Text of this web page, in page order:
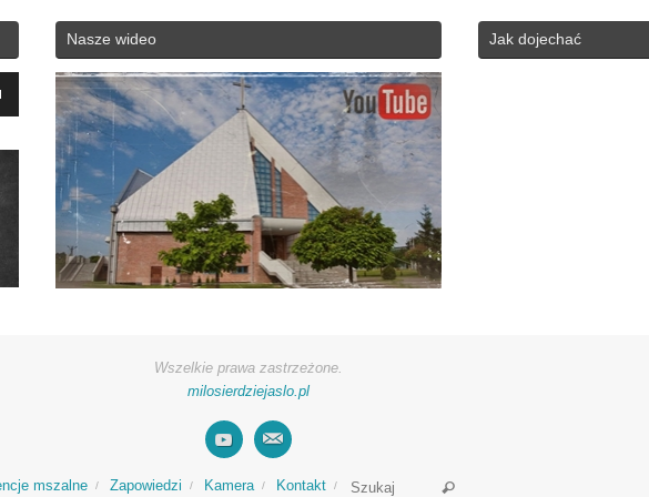
Nasze wideo Jak dojechać
Wszelkie prawa zastrzeżone.
milosierdziejaslo.pl
mszalne Zapowiedzi Kamera Kontakt Szukaj